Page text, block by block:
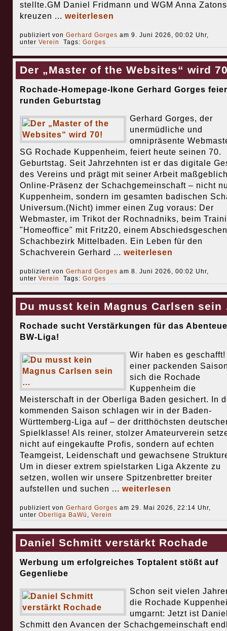
stellte.GM Daniel Fridmann und WGM Anna
kreuzen ... weiterlesen
publiziert von Gerhard Gorges am 9. Juni 2026, 00:02 Uhr,
unter Verein Tags: Gorges
Der „Master of the Websites“ wird
Rochade-Homepage-Ikone Gerhard Gorges
runden Geburtstag
Gerhard Gorges, der
unermüdliche und
omnipräsente
SG Rochade Kuppenheim, feiert heute seinen 70.
Geburtstag. Seit Jahrzehnten ist er das digitale
des Vereins und prägt mit seiner Arbeit
Online-Präsenz der Schachgemeinschaft – nicht
Kuppenheim, sondern im gesamten badischen
Universum.(Nicht) immer einen Zug voraus: Der
Webmaster, im Trikot der Rochnadniks, beim
"Homeoffice" mit Fritz20, einem
Schachbezirk Mittelbaden. Ein Leben für den
Schachverein Gerhard ... weiterlesen
publiziert von Gerhard Gorges am 8. Juni 2026, 00:02 Uhr,
unter Verein Tags: Gorges
Du musst kein Magnus Carlsen
Rochade sucht Verstärkungen für das
BW-Liga!
Wir haben es
einer packenden
sich die Rochade
Kuppenheim die
Meisterschaft in der Oberliga Baden gesichert. In
kommenden Saison schlagen wir in der Baden-
Württemberg-Liga auf – der dritthöchsten
Spielklasse! Als reiner, stolzer Amateurverein
nicht auf eingekaufte Profis, sondern auf echten
Teamgeist, Leidenschaft und gewachsene
Um in dieser extrem spielstarken Liga Akzente zu
setzen, wollen wir unsere Spitzenbretter breiter
aufstellen und suchen ... weiterlesen
publiziert von Gerhard Gorges am 29. Mai 2026, 22:14 Uhr,
unter Oberliga BaWü , Verein
Daniel Schmitt verstärkt Rochade
Werbung um erfolgreiches Toptalent stößt auf
Gegenliebe
Schon seit vielen
die Rochade
umgarnt: Jetzt ist
Schmitt den Avancen der Schachgemeinschaft